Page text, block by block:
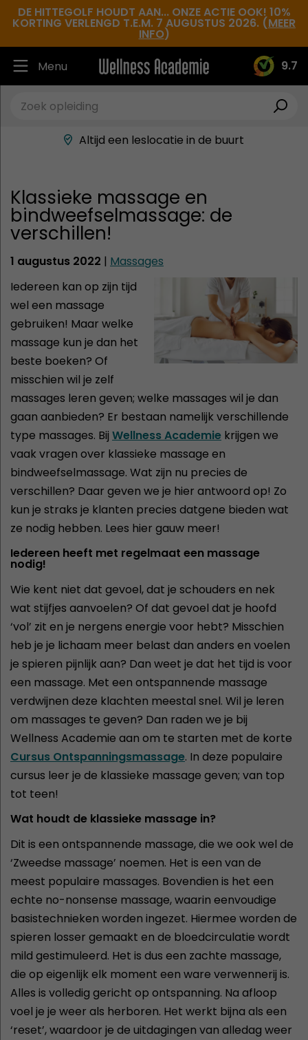
DE HITTEGOLF HOUDT AAN... ONZE ACTIE OOK! 10%
KORTING VERLENGD T.E.M. 7 AUGUSTUS 2026. (MEER
INFO)
9.7
Menu
Ruim 30.000 tevreden studenten
Beste docenten in de branche
Altijd een leslocatie in de buurt
Klassieke massage en
bindweefselmassage: de
verschillen!
1 augustus 2022 | Massages
Iedereen kan op zijn tijd
wel een massage
gebruiken! Maar welke
massage kun je dan het
beste boeken? Of
misschien wil je zelf
massages leren geven; welke massages wil je dan
gaan aanbieden? Er bestaan namelijk verschillende
type massages. Bij Wellness Academie krijgen we
vaak vragen over klassieke massage en
bindweefselmassage. Wat zijn nu precies de
verschillen? Daar geven we je hier antwoord op! Zo
kun je straks je klanten precies datgene bieden wat
ze nodig hebben. Lees hier gauw meer!
Iedereen heeft met regelmaat een massage
nodig!
Wie kent niet dat gevoel, dat je schouders en nek
wat stijfjes aanvoelen? Of dat gevoel dat je hoofd
‘vol’ zit en je nergens energie voor hebt? Misschien
heb je je lichaam meer belast dan anders en voelen
je spieren pijnlijk aan? Dan weet je dat het tijd is voor
een massage. Met een ontspannende massage
verdwijnen deze klachten meestal snel. Wil je leren
om massages te geven? Dan raden we je bij
Wellness Academie aan om te starten met de korte
Cursus Ontspanningsmassage. In deze populaire
cursus leer je de klassieke massage geven; van top
tot teen!
Wat houdt de klassieke massage in?
Dit is een ontspannende massage, die we ook wel de
‘Zweedse massage’ noemen. Het is een van de
meest populaire massages. Bovendien is het een
echte no-nonsense massage, waarin eenvoudige
basistechnieken worden ingezet. Hiermee worden de
spieren losser gemaakt en de bloedcirculatie wordt
mild gestimuleerd. Het is dus een zachte massage,
die op eigenlijk elk moment een ware verwennerij is.
Alles is volledig gericht op ontspanning. Na afloop
voel je je weer als herboren. Het werkt bijna als een
‘reset’, waardoor je de uitdagingen van alledag weer